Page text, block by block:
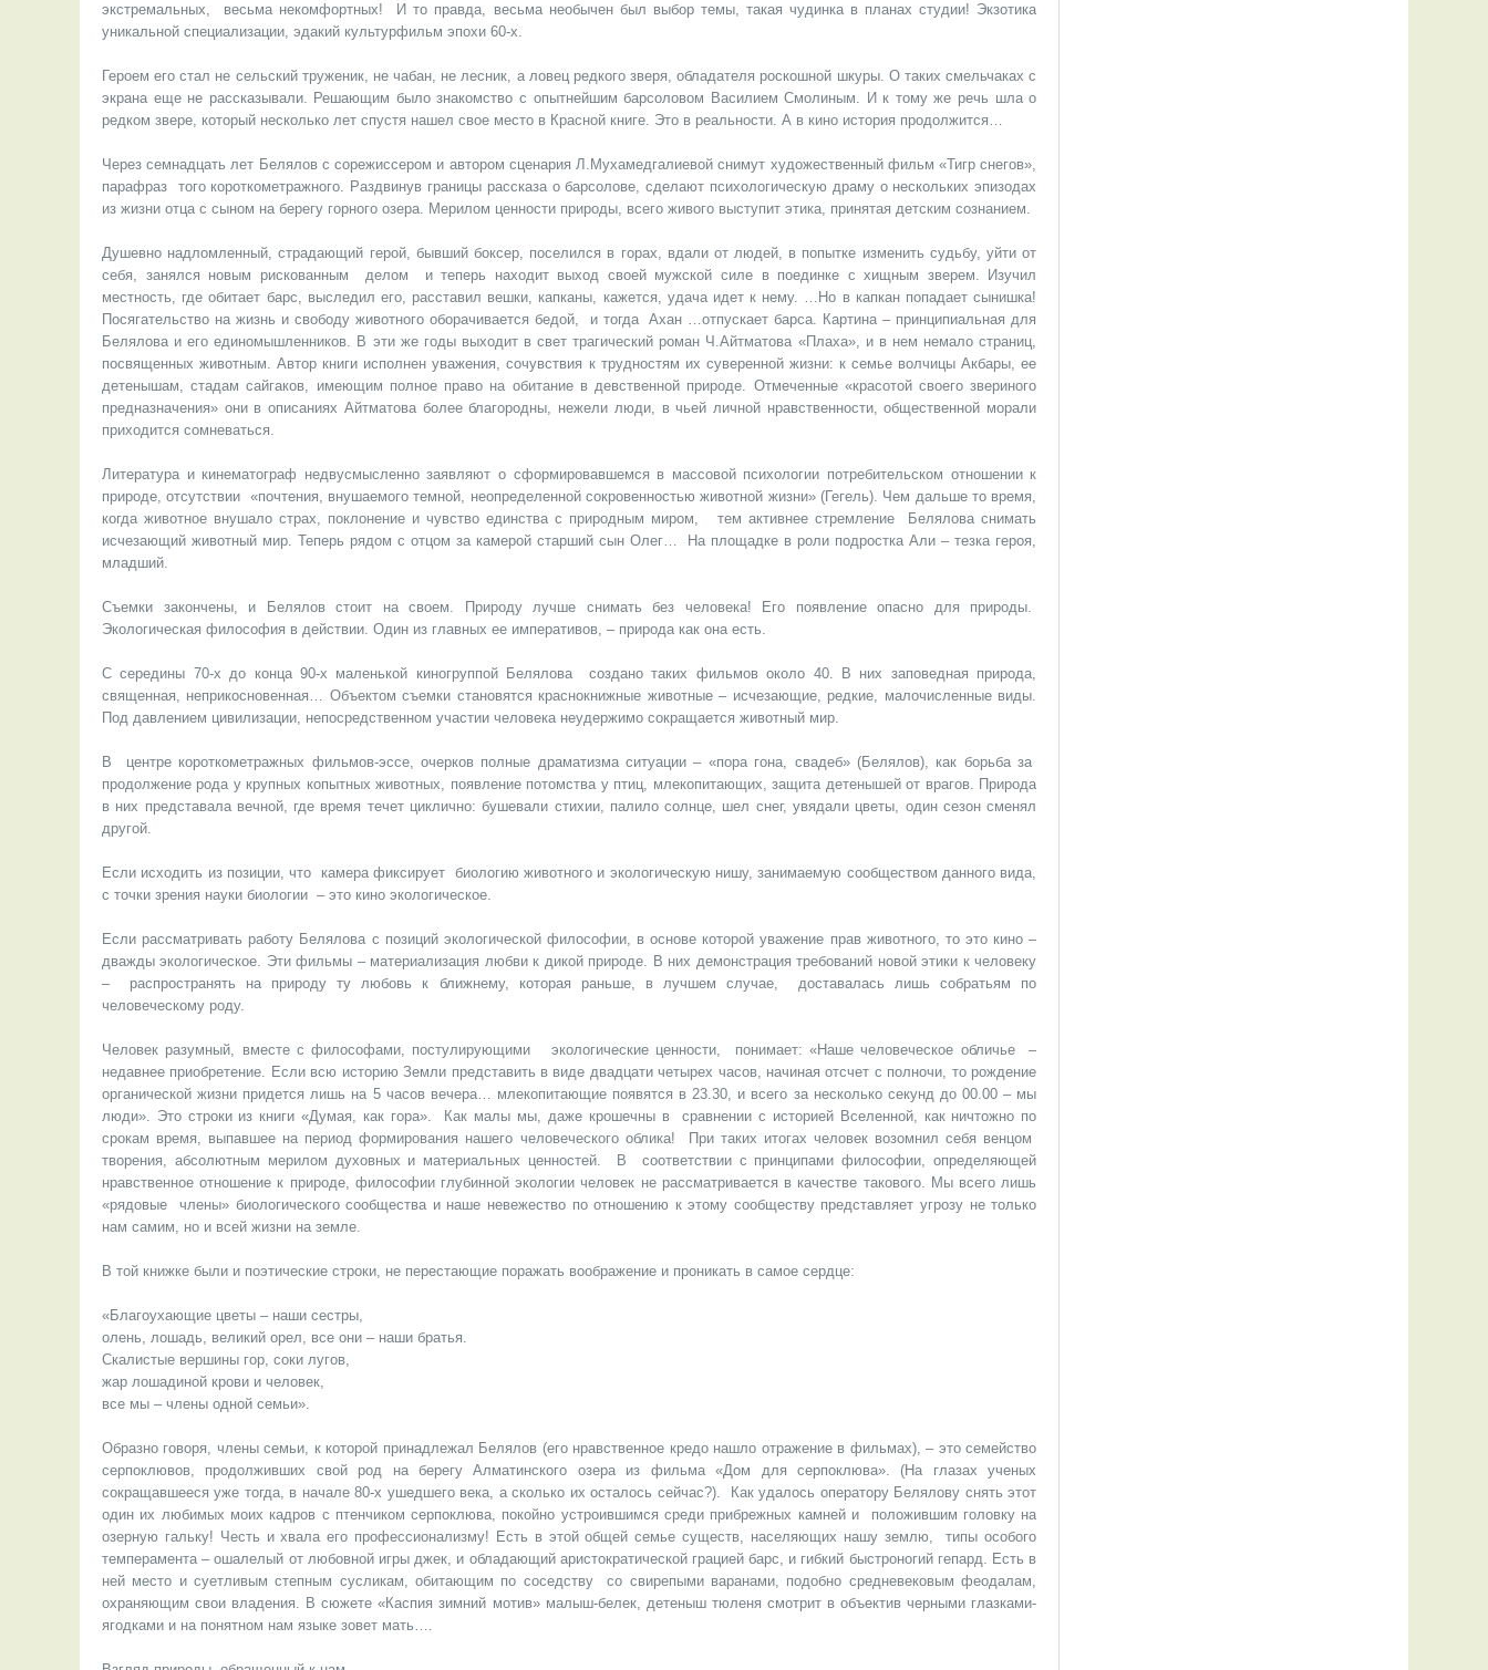
экстремальных, весьма некомфортных! И то правда, весьма необычен был выбор темы, такая чудинка в планах студии! Экзотика
уникальной специализации, эдакий культурфильм эпохи 60-х.
Героем его стал не сельский труженик, не чабан, не лесник, а ловец редкого зверя, обладателя роскошной шкуры. О таких смельчаках с
экрана еще не рассказывали. Решающим было знакомство с опытнейшим барсоловом Василием Смолиным. И к тому же речь шла о
редком звере, который несколько лет спустя нашел свое место в Красной книге. Это в реальности. А в кино история продолжится…
Через семнадцать лет Белялов с сорежиссером и автором сценария Л.Мухамедгалиевой снимут художественный фильм «Тигр снегов»,
парафраз того короткометражного. Раздвинув границы рассказа о барсолове, сделают психологическую драму о нескольких эпизодах
из жизни отца с сыном на берегу горного озера. Мерилом ценности природы, всего живого выступит этика, принятая детским сознанием.
Душевно надломленный, страдающий герой, бывший боксер, поселился в горах, вдали от людей, в попытке изменить судьбу, уйти от
себя, занялся новым рискованным делом и теперь находит выход своей мужской силе в поединке с хищным зверем. Изучил
местность, где обитает барс, выследил его, расставил вешки, капканы, кажется, удача идет к нему. …Но в капкан попадает сынишка!
Посягательство на жизнь и свободу животного оборачивается бедой, и тогда Ахан …отпускает барса. Картина – принципиальная для
Белялова и его единомышленников. В эти же годы выходит в свет трагический роман Ч.Айтматова «Плаха», и в нем немало страниц,
посвященных животным. Автор книги исполнен уважения, сочувствия к трудностям их суверенной жизни: к семье волчицы Акбары, ее
детенышам, стадам сайгаков, имеющим полное право на обитание в девственной природе. Отмеченные «красотой своего звериного
предназначения» они в описаниях Айтматова более благородны, нежели люди, в чьей личной нравственности, общественной морали
приходится сомневаться.
Литература и кинематограф недвусмысленно заявляют о сформировавшемся в массовой психологии потребительском отношении к
природе, отсутствии «почтения, внушаемого темной, неопределенной сокровенностью животной жизни» (Гегель). Чем дальше то время,
когда животное внушало страх, поклонение и чувство единства с природным миром, тем активнее стремление Белялова снимать
исчезающий животный мир. Теперь рядом с отцом за камерой старший сын Олег… На площадке в роли подростка Али – тезка героя,
младший.
Съемки закончены, и Белялов стоит на своем. Природу лучше снимать без человека! Его появление опасно для природы.
Экологическая философия в действии. Один из главных ее императивов, – природа как она есть.
С середины 70-х до конца 90-х маленькой киногруппой Белялова создано таких фильмов около 40. В них заповедная природа,
священная, неприкосновенная… Объектом съемки становятся краснокнижные животные – исчезающие, редкие, малочисленные виды.
Под давлением цивилизации, непосредственном участии человека неудержимо сокращается животный мир.
В центре короткометражных фильмов-эссе, очерков полные драматизма ситуации – «пора гона, свадеб» (Белялов), как борьба за
продолжение рода у крупных копытных животных, появление потомства у птиц, млекопитающих, защита детенышей от врагов. Природа
в них представала вечной, где время течет циклично: бушевали стихии, палило солнце, шел снег, увядали цветы, один сезон сменял
другой.
Если исходить из позиции, что камера фиксирует биологию животного и экологическую нишу, занимаемую сообществом данного вида,
с точки зрения науки биологии – это кино экологическое.
Если рассматривать работу Белялова с позиций экологической философии, в основе которой уважение прав животного, то это кино –
дважды экологическое. Эти фильмы – материализация любви к дикой природе. В них демонстрация требований новой этики к человеку
– распространять на природу ту любовь к ближнему, которая раньше, в лучшем случае, доставалась лишь собратьям по
человеческому роду.
Человек разумный, вместе с философами, постулирующими экологические ценности, понимает: «Наше человеческое обличье –
недавнее приобретение. Если всю историю Земли представить в виде двадцати четырех часов, начиная отсчет с полночи, то рождение
органической жизни придется лишь на 5 часов вечера… млекопитающие появятся в 23.30, и всего за несколько секунд до 00.00 – мы
люди». Это строки из книги «Думая, как гора». Как малы мы, даже крошечны в сравнении с историей Вселенной, как ничтожно по
срокам время, выпавшее на период формирования нашего человеческого облика! При таких итогах человек возомнил себя венцом
творения, абсолютным мерилом духовных и материальных ценностей. В соответствии с принципами философии, определяющей
нравственное отношение к природе, философии глубинной экологии человек не рассматривается в качестве такового. Мы всего лишь
«рядовые члены» биологического сообщества и наше невежество по отношению к этому сообществу представляет угрозу не только
нам самим, но и всей жизни на земле.
В той книжке были и поэтические строки, не перестающие поражать воображение и проникать в самое сердце:
«Благоухающие цветы – наши сестры,
олень, лошадь, великий орел, все они – наши братья.
Скалистые вершины гор, соки лугов,
жар лошадиной крови и человек,
все мы – члены одной семьи».
Образно говоря, члены семьи, к которой принадлежал Белялов (его нравственное кредо нашло отражение в фильмах), – это семейство
серпоклювов, продолживших свой род на берегу Алматинского озера из фильма «Дом для серпоклюва». (На глазах ученых
сокращавшееся уже тогда, в начале 80-х ушедшего века, а сколько их осталось сейчас?). Как удалось оператору Белялову снять этот
один их любимых моих кадров с птенчиком серпоклюва, покойно устроившимся среди прибрежных камней и положившим головку на
озерную гальку! Честь и хвала его профессионализму! Есть в этой общей семье существ, населяющих нашу землю, типы особого
темперамента – ошалелый от любовной игры джек, и обладающий аристократической грацией барс, и гибкий быстроногий гепард. Есть в
ней место и суетливым степным сусликам, обитающим по соседству со свирепыми варанами, подобно средневековым феодалам,
охраняющим свои владения. В сюжете «Каспия зимний мотив» малыш-белек, детеныш тюленя смотрит в объектив черными глазками-
ягодками и на понятном нам языке зовет мать….